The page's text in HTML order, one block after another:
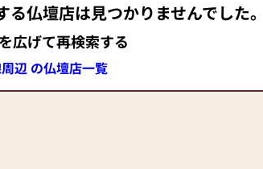
る仏壇店は見つかりませんでした。
広げて再検索する
辺 の仏壇店一覧